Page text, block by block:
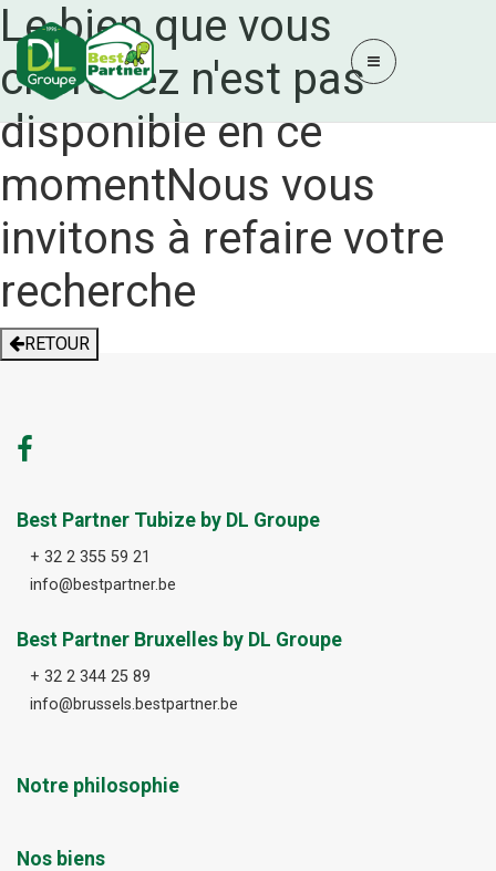
Le bien que vous
cherchez n'est pas
disponible en ce
momentNous vous
invitons à refaire votre
recherche
RETOUR
Best Partner Tubize by DL Groupe
+ 32 2 355 59 21
info@bestpartner.be
Best Partner Bruxelles by DL Groupe
+ 32 2 344 25 89
info@brussels.bestpartner.be
Notre philosophie
Nos biens